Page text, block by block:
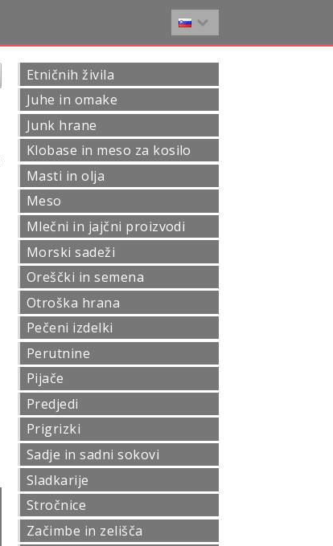
Etničnih živila
Juhe in omake
Junk hrane
Klobase in meso za kosilo
Masti in olja
Meso
Mlečni in jajčni proizvodi
Morski sadeži
Oreščki in semena
Otroška hrana
Pečeni izdelki
Perutnine
Pijače
Predjedi
Prigrizki
Sadje in sadni sokovi
Sladkarije
Stročnice
Začimbe in zelišča